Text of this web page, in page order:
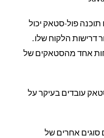
פול-סטאק יכול
דרישות הלקוח שלו.
אחד מהסטאקים של
עובדים בעיקר על
סוגים אחרים של